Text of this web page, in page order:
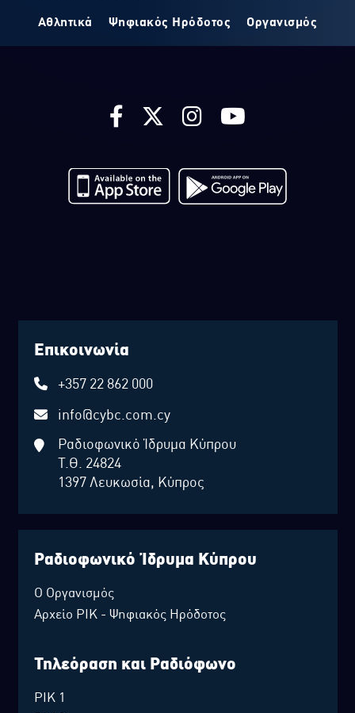
Αθλητικά Ψηφιακός Ηρόδοτος Οργανισμός
Επικοινωνία
+357 22 862 000
info@cybc.com.cy
Ραδιοφωνικό Ίδρυμα Κύπρου
Τ.Θ. 24824
1397 Λευκωσία, Κύπρος
Ραδιοφωνικό Ίδρυμα Κύπρου
Ο Οργανισμός
Αρχείο ΡΙΚ - Ψηφιακός Ηρόδοτος
Τηλεόραση και Ραδιόφωνο
ΡΙΚ 1